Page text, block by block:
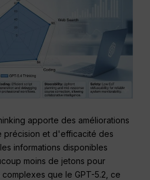
apporte des améliorations
précision et d'efficacité des
informations disponibles
moins de jetons pour
que le GPT-5.2, ce